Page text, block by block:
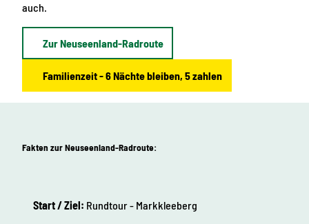
auch.
Zur Neuseenland-Radroute
Familienzeit - 6 Nächte bleiben, 5 zahlen
Fakten zur Neuseenland-Radroute:
Start / Ziel: Rundtour - Markkleeberg